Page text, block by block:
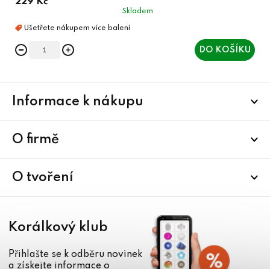
Skladem
DO KOŠÍKU
Informace k nákupu
O firmě
O tvoření
Korálkový klub
Přihlašte se k odběru novinek
a získejte informace o